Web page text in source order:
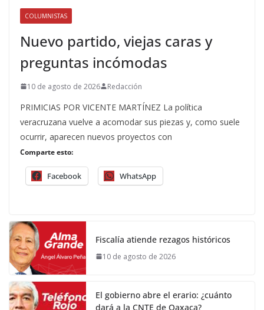
COLUMNISTAS
Nuevo partido, viejas caras y
preguntas incómodas
10 de agosto de 2026 Redacción
PRIMICIAS POR VICENTE MARTÍNEZ La política
veracruzana vuelve a acomodar sus piezas y, como suele
ocurrir, aparecen nuevos proyectos con
Comparte esto:
Facebook WhatsApp
Fiscalía atiende rezagos históricos
10 de agosto de 2026
El gobierno abre el erario: ¿cuánto
dará a la CNTE de Oaxaca?